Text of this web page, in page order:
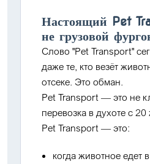
Настоящий Pet
не грузовой
Слово "Pet Transport"
даже те, кто везёт
отсеке. Это обман.
Pet Transport — это не
перевозка в духоте с
Pet Transport — это:
когда животное едет